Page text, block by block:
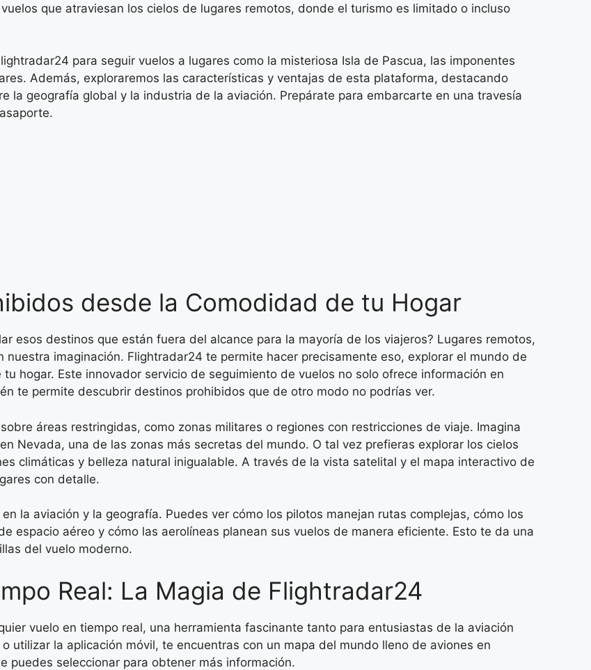
que atraviesan los cielos de lugares remotos, donde el turismo es limitado o incluso
para seguir vuelos a lugares como la misteriosa Isla de Pascua, las imponentes
Además, exploraremos las características y ventajas de esta plataforma, destacando
la geografía global y la industria de la aviación. Prepárate para embarcarte en una travesía
desde la Comodidad de tu Hogar
esos destinos que están fuera del alcance para la mayoría de los viajeros? Lugares remotos,
imaginación. Flightradar24 te permite hacer precisamente eso, explorar el mundo de
hogar. Este innovador servicio de seguimiento de vuelos no solo ofrece información en
te permite descubrir destinos prohibidos que de otro modo no podrías ver.
áreas restringidas, como zonas militares o regiones con restricciones de viaje. Imagina
Nevada, una de las zonas más secretas del mundo. O tal vez prefieras explorar los cielos
climáticas y belleza natural inigualable. A través de la vista satelital y el mapa interactivo de
con detalle.
la aviación y la geografía. Puedes ver cómo los pilotos manejan rutas complejas, cómo los
espacio aéreo y cómo las aerolíneas planean sus vuelos de manera eficiente. Esto te da una
del vuelo moderno.
Real: La Magia de Flightradar24
vuelo en tiempo real, una herramienta fascinante tanto para entusiastas de la aviación
utilizar la aplicación móvil, te encuentras con un mapa del mundo lleno de aviones en
puedes seleccionar para obtener más información.